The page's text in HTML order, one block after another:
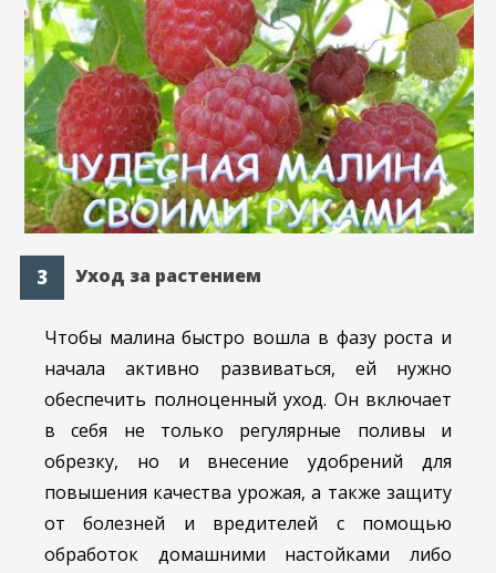
Уход за растением
Чтобы малина быстро вошла в фазу роста и
начала активно развиваться, ей нужно
обеспечить полноценный уход. Он включает
в себя не только регулярные поливы и
обрезку, но и внесение удобрений для
повышения качества урожая, а также защиту
от болезней и вредителей с помощью
обработок домашними настойками либо